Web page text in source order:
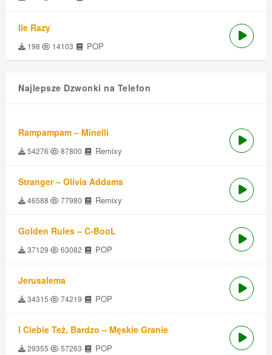
Ile Razy
198 14103 POP
Najlepsze Dzwonki na Telefon
Rampampam – Minelli
54276 87800 Remixy
Stranger – Olivia Addams
46588 77980 Remixy
Golden Rules – C-BooL
37129 63082 POP
Jerusalema
34315 74219 POP
I Ciebie Też, Bardzo – Męskie Granie
29355 57263 POP